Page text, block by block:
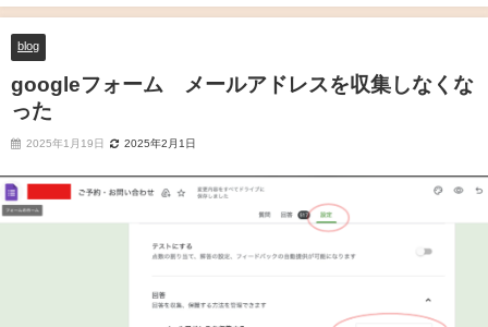
blog
googleフォーム メールアドレスを収集しなくな
った
2025年1月19日 2025年2月1日